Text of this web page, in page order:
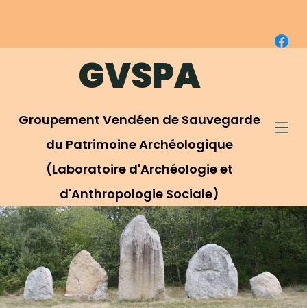
s
a
t
e
n
u
GVSPA
Groupement Vendéen de Sauvegarde
du Patrimoine Archéologique
(Laboratoire d'Archéologie et
d'Anthropologie Sociale)